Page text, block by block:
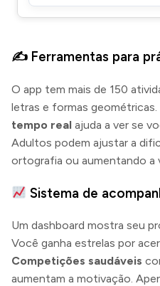
✍️ Ferramentas para
O app tem mais de 150
letras e formas geométricas.
tempo real ajuda a ver se
Adultos podem ajustar a
ortografia ou aumentando a
Sistema de
Um dashboard mostra seu
Você ganha estrelas por
Competições saudáveis
aumentam a motivação.